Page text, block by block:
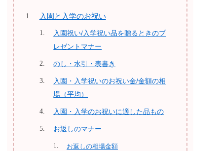
入園と入学のお祝い
入園祝い/入学祝い品を贈るときのプ
レゼントマナー
のし・水引・表書き
入園・入学祝いのお祝い金/金額の相
場（平均）
入園・入学のお祝いに適した品もの
お返しのマナー
お返しの相場金額